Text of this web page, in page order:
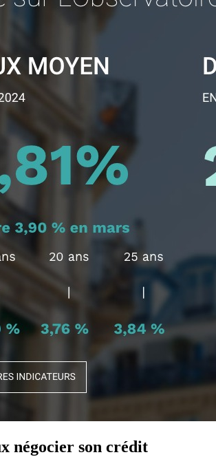
négocier son crédit